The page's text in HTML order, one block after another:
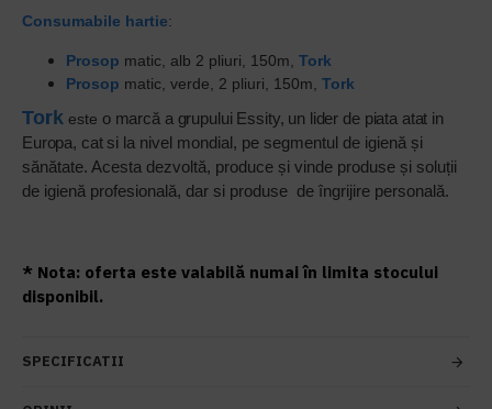
Consumabile hartie:
Prosop matic, alb 2 pliuri, 150m, Tork
Prosop matic, verde, 2 pliuri, 150m, Tork
Tor k este o marcă a grupului Essity, un lider de piata atat in
Europa, cat si la nivel mondial, pe segmentul de igienă și
sănătate. Acesta dezvoltă, produce și vinde produse și soluții
de igienă profesională, dar si produse de îngrijire personală.
* Nota: oferta este valabilă numai în limita stocului
disponibil.
SPECIFICATII